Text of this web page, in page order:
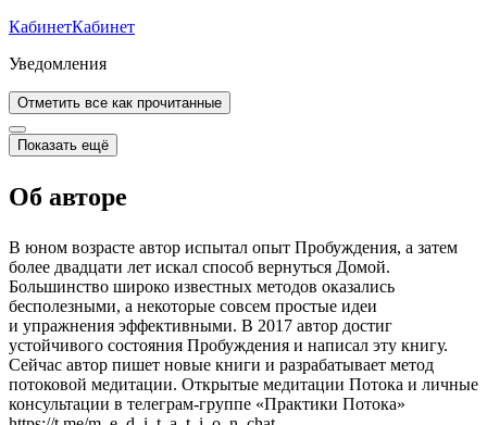
КабинетКабинет
Уведомления
Отметить все как прочитанные
Показать ещё
Об авторе
В юном возрасте автор испытал опыт Пробуждения, а затем
более двадцати лет искал способ вернуться Домой.
Большинство широко известных методов оказались
бесполезными, а некоторые совсем простые идеи
и упражнения эффективными. В 2017 автор достиг
устойчивого состояния Пробуждения и написал эту книгу.
Сейчас автор пишет новые книги и разрабатывает метод
потоковой медитации. Открытые медитации Потока и личные
консультации в телеграм-группе «Практики Потока»